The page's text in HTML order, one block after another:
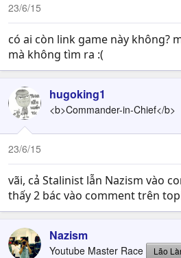
23/6/15
có ai còn link game này không?
mà không tìm ra :(
hugoking1
<b>Commander-in-Chief</b>
23/6/15
vãi, cả Stalinist lẫn Nazism vào
thấy 2 bác vào comment trên
Nazism
Youtube Master Race Lão